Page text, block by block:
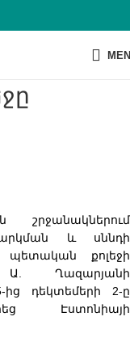
շրջանակներում
և սննդի
պետական քոլեջի
Ա. Ղազարյանի
ից դեկտեմերի 2-ը
Էստոնիայի